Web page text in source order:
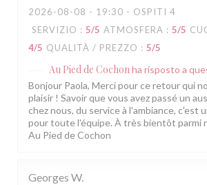
2026-08-08 - 19:30 - OSPITI 4
SERVIZIO : 5/5 ATMOSFERA : 5/5
4/5 QUALITÀ / PREZZO : 5/5
Au Pied de Cochonha risposto a
Bonjour Paola, Merci pour ce retour qui
plaisir ! Savoir que vous avez passé un
chez nous, du service à l'ambiance, c'est
pour toute l'équipe. À très bientôt parmi
Au Pied de Cochon
Georges W